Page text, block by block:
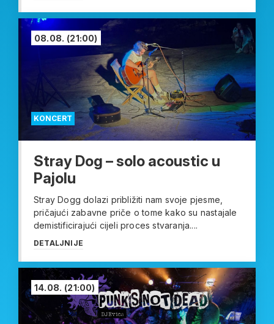
KONCERT
08.08. (21:00)
Stray Dog – solo acoustic u
Pajolu
Stray Dogg dolazi približiti nam svoje pjesme,
pričajući zabavne priče o tome kako su nastajale
demistificirajući cijeli proces stvaranja....
DETALJNIJE
14.08. (21:00)